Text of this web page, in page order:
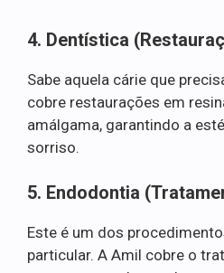
4. Dentística
Sabe aquela cárie que
cobre restaurações em
amálgama, garantindo a
sorriso.
5. Endodontia
Este é um dos
particular. A Amil cobre o